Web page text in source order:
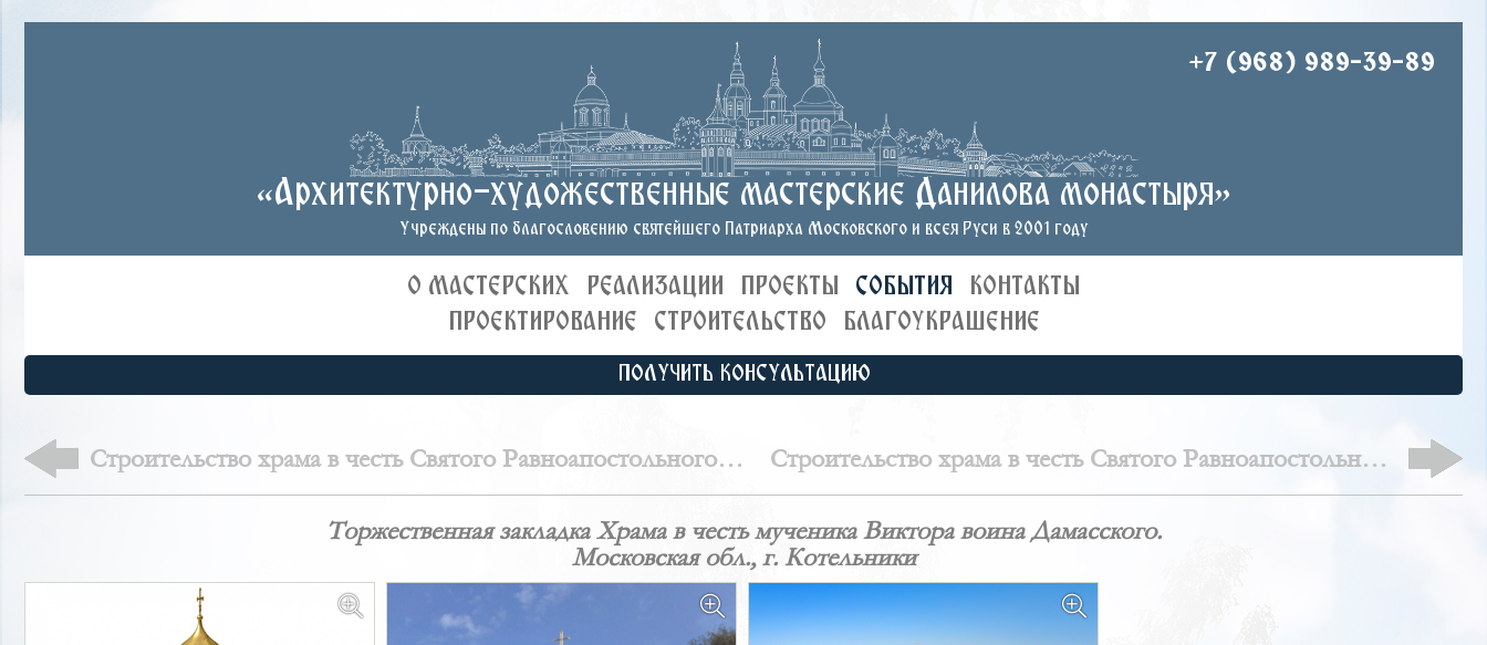
+7 (968) 989-39-89
«Архитектурно-художественные мастерские Данилова монастыря»
Учреждены по благословению святейшего Патриарха Московского и всея Руси в 2001 году
О МАСТЕРСКИХ РЕАЛИЗАЦИИ ПРОЕКТЫ СОБЫТИЯ
КОНТАКТЫ
ПРОЕКТИРОВАНИЕ
СТРОИТЕЛЬСТВО БЛАГОУКРАШЕНИЕ
ПОЛУЧИТЬ КОНСУЛЬТАЦИЮ
Строительство храма в честь Святого Равноапостольного
Строительство храма в честь Святого Равноапостольного
Торжественная закладка Храма в честь мученика Виктора воина Дамасского.
Московская обл., г. Котельники